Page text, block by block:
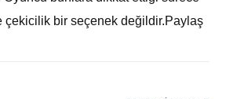
çekicilik bir seçenek değildir.Paylaş